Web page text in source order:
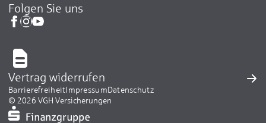
Folgen Sie uns
Vertrag widerrufen
BarrierefreiheitImpressumDatenschutz
© 2026 VGH Versicherungen